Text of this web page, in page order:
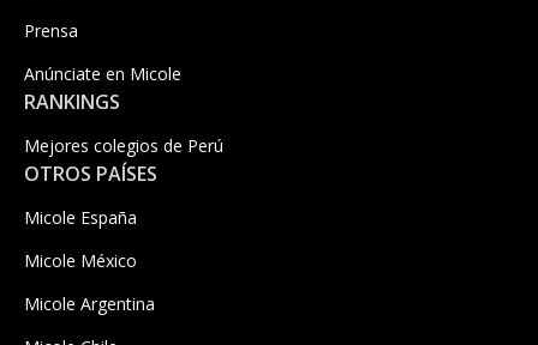
Prensa
Anúnciate en Micole
RANKINGS
Mejores colegios de Perú
OTROS PAÍSES
Micole España
Micole México
Micole Argentina